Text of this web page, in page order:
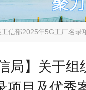
工信部2025年5G工厂名
局】关于